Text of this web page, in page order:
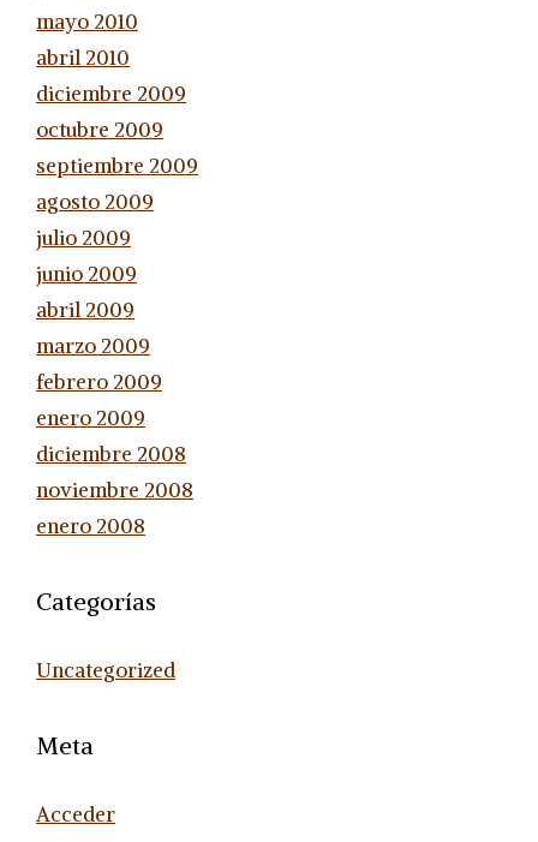
mayo 2010
abril 2010
diciembre 2009
octubre 2009
septiembre 2009
agosto 2009
julio 2009
junio 2009
abril 2009
marzo 2009
febrero 2009
enero 2009
diciembre 2008
noviembre 2008
enero 2008
Categorías
Uncategorized
Meta
Acceder